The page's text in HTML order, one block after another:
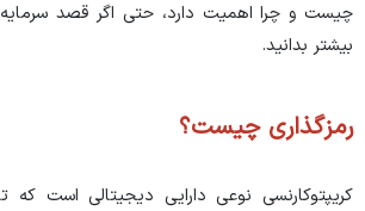
چیست و چرا اهمیت دارد، حتی اگر قصد
بیشتر بدانید.
رمزگذاری چیست؟
کریپتوکارنسی نوعی دارایی دیجیتالی است که